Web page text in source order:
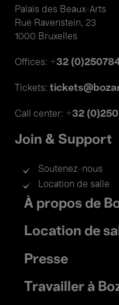
Palais des Beaux-Arts
Rue Ravenstein, 23
1000 Bruxelles
Offices: +32
Tickets:
Call center: +32
Join & Support
Soutenez-nous
Location de salle
Footer
menu
À propos de
Location de
Presse
Travailler à